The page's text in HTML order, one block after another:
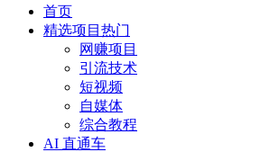
首页
精选项目 热门
网赚项目
引流技术
短视频
自媒体
综合教程
AI 直通车